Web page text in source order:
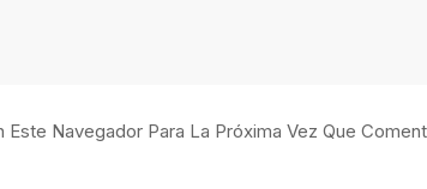
Navegador Para La Próxima Vez Que